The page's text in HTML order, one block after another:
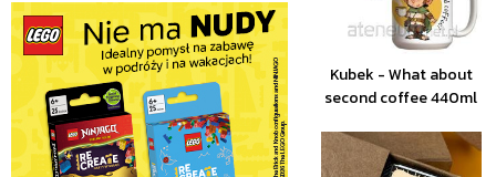
Kubek - What about
second coffee 440ml